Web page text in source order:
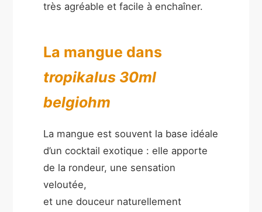
très agréable et facile à enchaîner.
La mangue dans
tropikalus 30ml
belgiohm
La mangue est souvent la base idéale
d’un cocktail exotique : elle apporte
de la rondeur, une sensation
veloutée,
et une douceur naturellement